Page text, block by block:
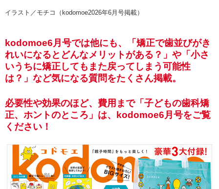
イラスト／モチコ（kodomoe2026年6月号掲載）
kodomoe6月号では他にも、「矯正で歯並びがき
れいになるとどんなメリットがある？」や「小さ
いうちに矯正してもまた戻ってしまう可能性
は？」など気になる質問をたくさん掲載。
必要性や効果のほど、費用まで「子どもの歯科矯
正、ホントのところ」は、kodomoe6月号をご覧
ください！